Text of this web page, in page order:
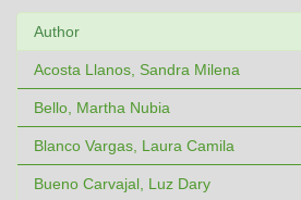
Author
Acosta Llanos, Sandra Milena
Bello, Martha Nubia
Blanco Vargas, Laura Camila
Bueno Carvajal, Luz Dary